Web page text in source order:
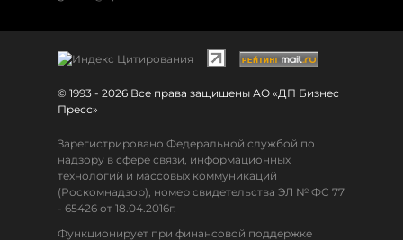
© 1993 - 2026 Все права защищены АО «ДП Бизнес
Пресс»
Зарегистрировано Федеральной службой по
надзору в сфере связи, информационных
технологий и массовых коммуникаций
(Роскомнадзор), номер свидетельства ЭЛ № ФС 77
- 65426 от 18.04.2016г.
Функционирует при финансовой поддержке